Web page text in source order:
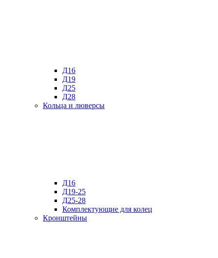
Д16
Д19
Д25
Д28
Кольца и люверсы
Д16
Д19-25
Д25-28
Комплектующие для колец
Кронштейны